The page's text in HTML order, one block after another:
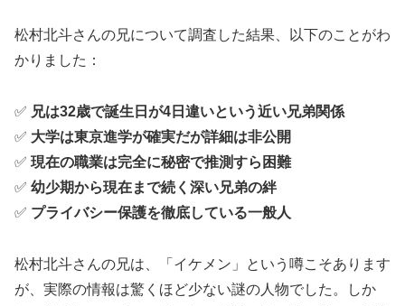
松村北斗さんの兄について調査した結果、以下のことがわ
かりました：
✅ 兄は32歳で誕生日が4日違いという近い兄弟関係
✅ 大学は東京進学が確実だが詳細は非公開
✅ 現在の職業は完全に秘密で推測すら困難
✅ 幼少期から現在まで続く深い兄弟の絆
✅ プライバシー保護を徹底している一般人
松村北斗さんの兄は、「イケメン」という噂こそあります
が、実際の情報は驚くほど少ない謎の人物でした。しか